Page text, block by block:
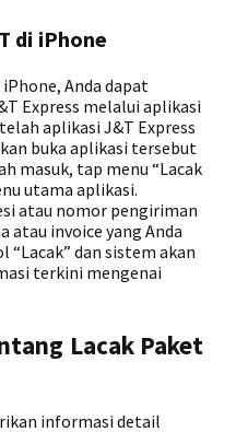
di iPhone
Anda dapat
Express melalui aplikasi
aplikasi J&T Express
buka aplikasi tersebut
masuk, tap menu “Lacak
utama aplikasi.
atau nomor pengiriman
invoice yang Anda
dan sistem akan
terkini mengenai
Lacak Paket
informasi detail